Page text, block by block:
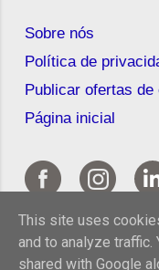
Sobre nós
Política de
Publicar ofertas de
Página inicial
This site uses
and to analyze traffic.
shared with Google